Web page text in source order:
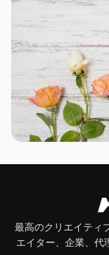
最高のクリエイティ
エイター、企業、代